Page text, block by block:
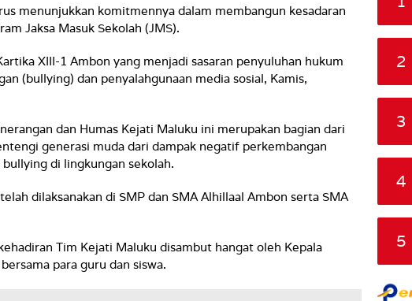
menunjukkan komitmennya dalam membangun kesadaran
Jaksa Masuk Sekolah (JMS).
XIII-1 Ambon yang menjadi sasaran penyuluhan hukum
(bullying) dan penyalahgunaan media sosial, Kamis,
dan Humas Kejati Maluku ini merupakan bagian dari
generasi muda dari dampak negatif perkembangan
di lingkungan sekolah.
dilaksanakan di SMP dan SMA Alhillaal Ambon serta SMA
Tim Kejati Maluku disambut hangat oleh Kepala
para guru dan siswa.
2
3
4
5